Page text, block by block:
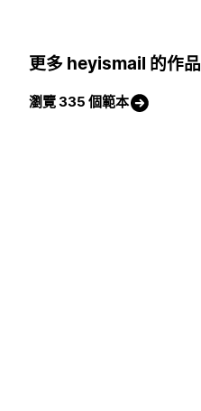
更多 heyismail 的作品
瀏覽 335 個範本